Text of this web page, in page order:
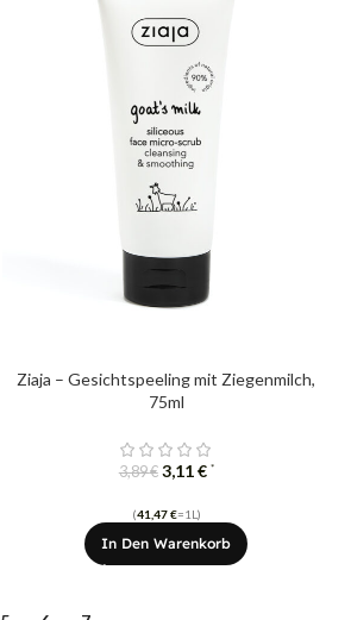
Ziaja – Gesichtspeeling mit Ziegenmilch,
75ml
3,89€ 3,11€ *
(41,47€=1L)
In Den Warenkorb